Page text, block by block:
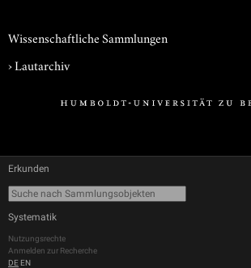
Wissenschaftliche Sammlungen
›Lautarchiv
Erkunden
Systematik
Nutzungsrechte
Anmelden zur Recherche
DE EN